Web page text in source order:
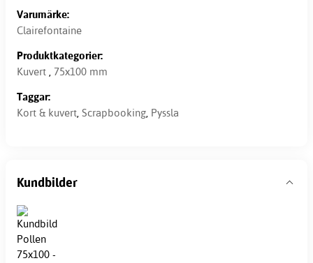
Varumärke:
Clairefontaine
Produktkategorier:
Kuvert , 75x100 mm
Taggar:
Kort & kuvert, Scrapbooking, Pyssla
Kundbilder